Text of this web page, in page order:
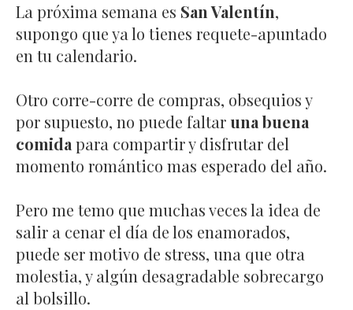
La próxima semana es San Valentín,
supongo que ya lo tienes requete-apuntado
en tu calendario.
Otro corre-corre de compras, obsequios y
por supuesto, no puede faltar una buena
comida para compartir y disfrutar del
momento romántico mas esperado del año.
Pero me temo que muchas veces la idea de
salir a cenar el día de los enamorados,
puede ser motivo de stress, una que otra
molestia, y algún desagradable sobrecargo
al bolsillo.